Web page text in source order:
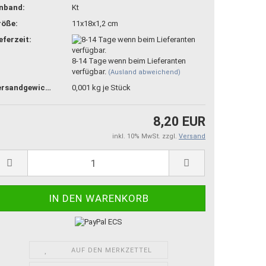
Kt
11x18x1,2 cm
8-14 Tage wenn beim Lieferanten
verfügbar. (Ausland abweichend)
Versandgewicht: 0,001 kg je Stück
8,20 EUR
inkl. 10% MwSt. zzgl. Versand
AUF DEN MERKZETTEL